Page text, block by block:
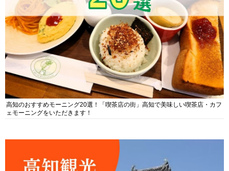
高知のおすすめモーニング20選！「喫茶店の街」高知で美味しい喫茶店・カフ
ェモーニングをいただきます！